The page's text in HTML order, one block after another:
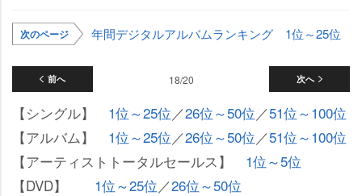
次のページ 年間デジタルアルバムランキング 1位～25位
前へ 次へ
18/20
【シングル】 1位～25位／26位～50位／51位～100位
【アルバム】 1位～25位／26位～50位／51位～100位
【アーティストトータルセールス】 1位～5位
【DVD】 1位～25位／26位～50位